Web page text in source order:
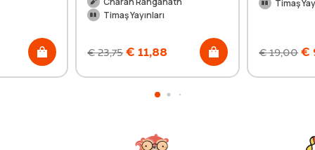
Timaş Yayınları
€23,75 € 11,88
Timaş
€19,00 €